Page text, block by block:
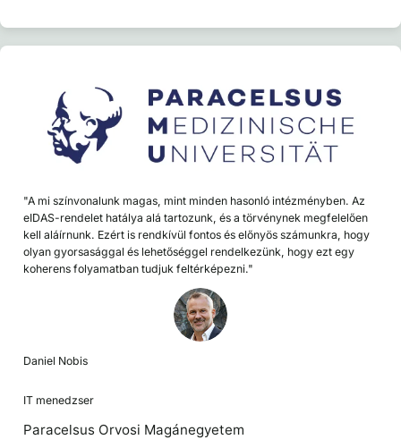
"A mi színvonalunk magas, mint minden hasonló intézményben. Az
eIDAS-rendelet hatálya alá tartozunk, és a törvénynek megfelelően
kell aláírnunk. Ezért is rendkívül fontos és előnyös számunkra, hogy
olyan gyorsasággal és lehetőséggel rendelkezünk, hogy ezt egy
koherens folyamatban tudjuk feltérképezni."
Daniel Nobis
IT menedzser
Paracelsus Orvosi Magánegyetem